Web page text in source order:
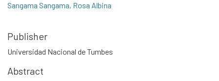
Sangama Sangama, Rosa Albina
Publisher
Universidad Nacional de Tumbes
Abstract